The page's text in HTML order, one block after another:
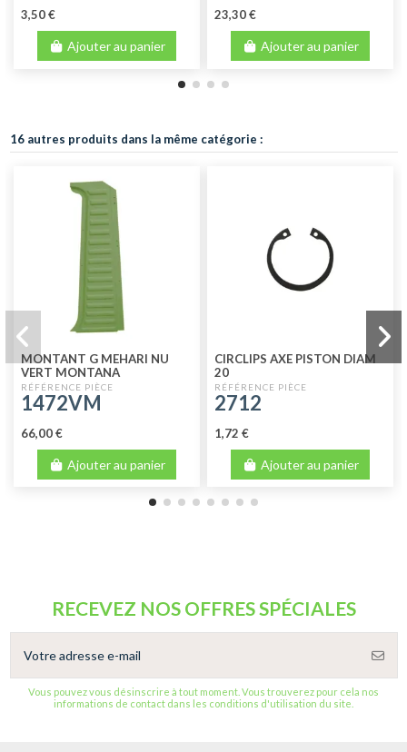
3,50 €
Ajouter au panier
23,30 €
Ajouter au panier
16 autres produits dans la même catégorie :
MONTANT G MEHARI NU
VERT MONTANA
1472VM
66,00 €
Ajouter au panier
CIRCLIPS AXE PISTON DIAM
20
2712
1,72 €
Ajouter au panier
RECEVEZ NOS OFFRES SPÉCIALES
Vous pouvez vous désinscrire à tout moment. Vous trouverez pour cela nos
informations de contact dans les conditions d'utilisation du site.